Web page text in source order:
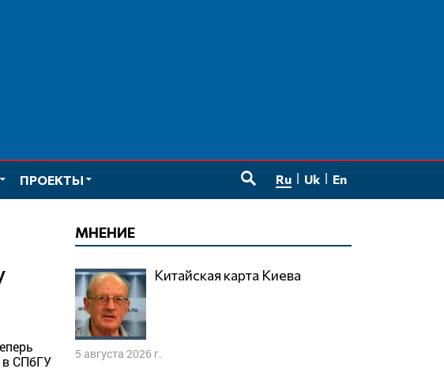
ПРОЕКТЫ
Ru Uk En
в СПбГУ
МНЕНИЕ
Китайская карта Киева
5 августа 2026 г.